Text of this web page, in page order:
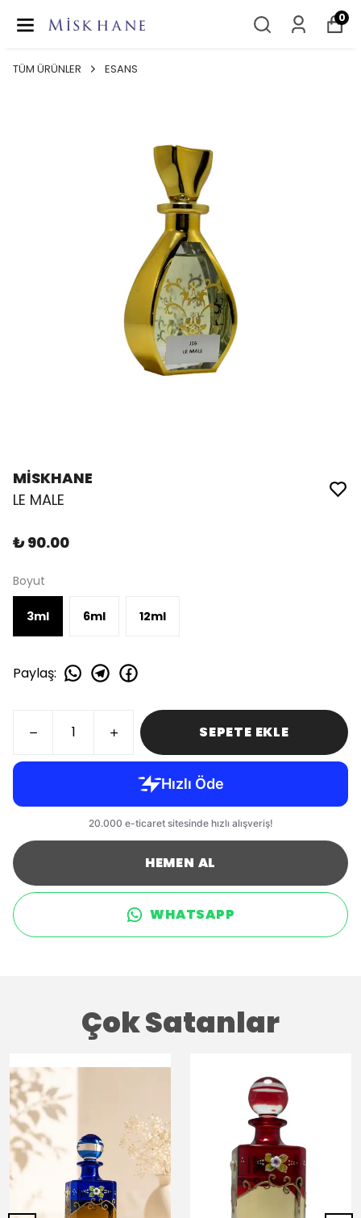
0
TÜM ÜRÜNLER ESANS
MİSKHANE
LE MALE
₺ 90.00
Boyut
3ml 6ml 12ml
Paylaş:
SEPETE EKLE
HEMEN AL
WHATSAPP
Çok Satanlar